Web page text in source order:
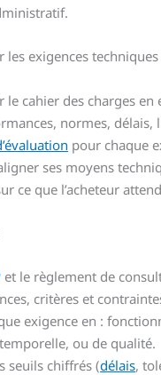
les exigences
cahier des charges en
normes, délais,
pour chaque
ses moyens
ce que l’acheteur
et le règlement de
critères et
exigence en :
ou de qualité.
seuils chiffrés (délais,